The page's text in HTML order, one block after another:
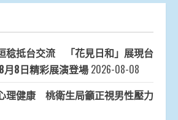
稔抵台交流 「花見日和」展現台
月8日精彩展演登場 2026-08-08
理健康 桃衛生局籲正視男性壓力